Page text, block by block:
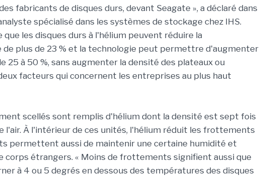
fabricants de disques durs, devant Seagate », a déclaré dans
spécialisé dans les systèmes de stockage chez IHS.
les disques durs à l'hélium peuvent réduire la
de plus de 23 % et la technologie peut permettre d'augmenter
25 à 50 %, sans augmenter la densité des plateaux ou
facteurs qui concernent les entreprises au plus haut
scellés sont remplis d'hélium dont la densité est sept fois
l'air. À l'intérieur de ces unités, l'hélium réduit les frottements
permettent aussi de maintenir une certaine humidité et
corps étrangers. « Moins de frottements signifient aussi que
à 4 ou 5 degrés en dessous des températures des disques